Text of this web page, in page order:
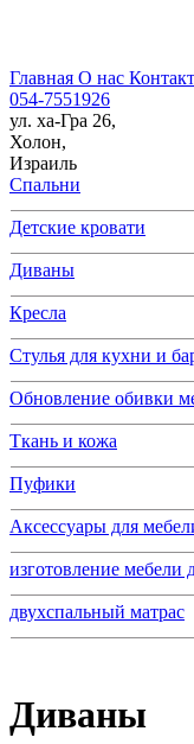
Главная О нас
054-7551926
ул. ха-Гра 26,
Холон,
Израиль
Cпальни
Детские кровати
Диваны
Кресла
Cтулья для кухни и
Обновление обивки
Ткань и кожа
Пуфики
Аксессуары для
изготовление мебели
двухспальный матрас
Диваны